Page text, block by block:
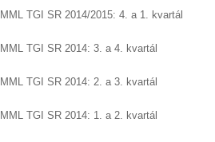
MML TGI SR 2014/2015: 4. a 1. kvartál
MML TGI SR 2014: 3. a 4. kvartál
MML TGI SR 2014: 2. a 3. kvartál
MML TGI SR 2014: 1. a 2. kvartál